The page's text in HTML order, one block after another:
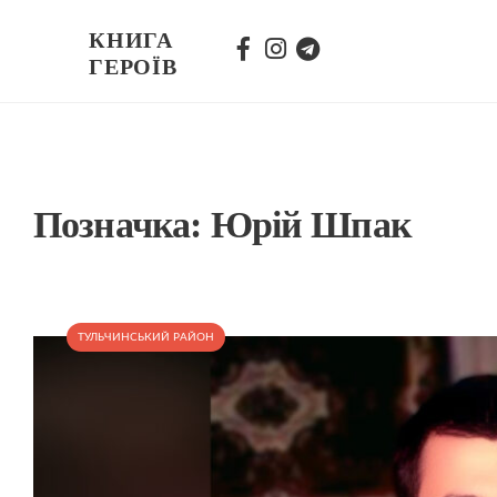
КНИГА
ГЕРОЇВ
Позначка: Юрій Шпак
ТУЛЬЧИНСЬКИЙ РАЙОН